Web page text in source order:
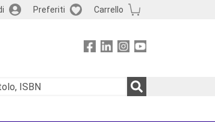
Preferiti Carrello